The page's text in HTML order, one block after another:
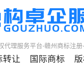
代理服务平台-赣州商标注
转让 国际商标